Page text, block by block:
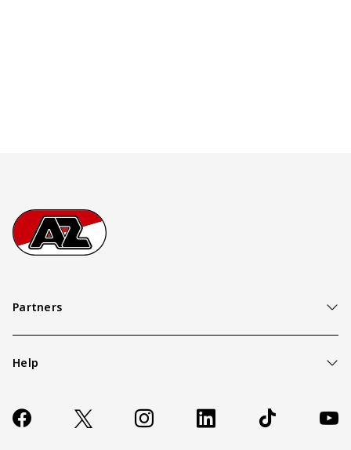
Footer
Ga naar onze homepage
Partners
Help
Contact
FAQ
Socials
https://www.facebook.com/AZAlkmaar
X Instagram LinkedIn TikTok